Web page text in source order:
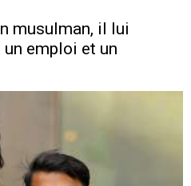
musulman, il lui
emploi et un